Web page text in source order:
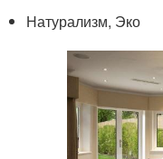
Натурализм, Эко